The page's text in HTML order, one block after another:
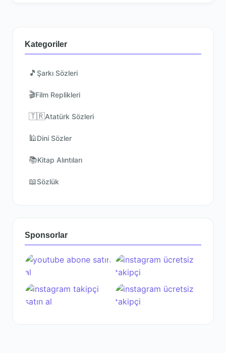
Kategoriler
🎵 Şarkı Sözleri
🎬Film Replikleri
🇹🇷Atatürk Sözleri
🕌Dini Sözler
📚Kitap Alıntıları
📖Sözlük
Sponsorlar